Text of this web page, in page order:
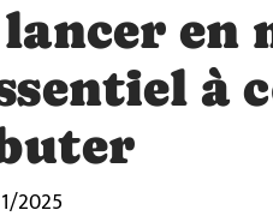
lancer en
à
2025